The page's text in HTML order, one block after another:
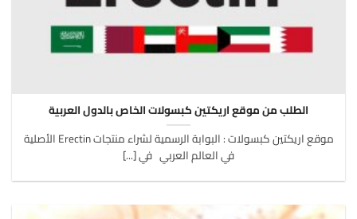
الطلب من موقع اريكتين كبسولات الخاص بالدول العربية
موقع اريكتين كبسولات : البوابة الرسمية لشراء منتجات Erectin الأصلية
في العالم العربي في [...]